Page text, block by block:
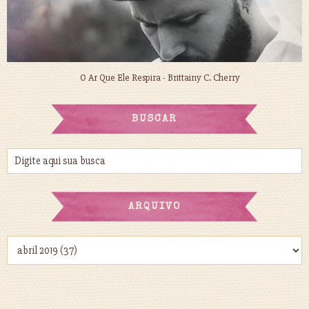
O Ar Que Ele Respira - Brittainy C. Cherry
BUSCAR
ARQUIVO